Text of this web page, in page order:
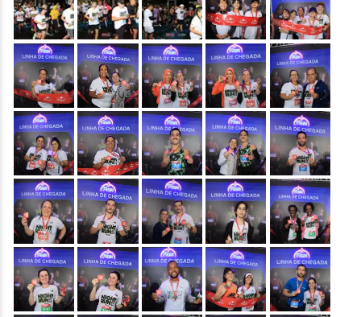
&nbsp; &nbsp; &nbsp; &nbsp; &nbsp;
&nbsp; &nbsp; &nbsp; &nbsp; &nbsp;
&nbsp; &nbsp; &nbsp; &nbsp; &nbsp;
&nbsp; &nbsp; &nbsp; &nbsp; &nbsp;